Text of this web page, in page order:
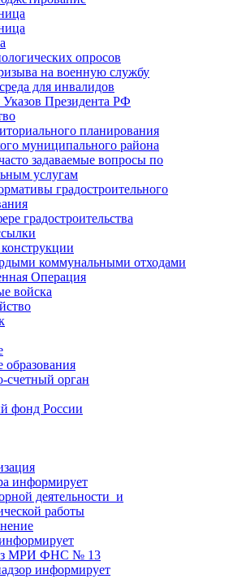
опросов
на военную службу
для инвалидов
Указов Президента РФ
планирования
муниципального района
задаваемые вопросы по
услугам
градостроительного
градостроительства
коммунальными отходами
Операция
войска
образования
счетный орган
фонд России
информирует
деятельности и
работы
МРИ ФНС № 13
информирует